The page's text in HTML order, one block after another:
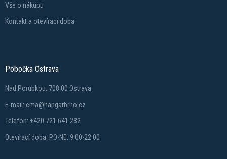
Vše o nákupu
Kontakt a otevírací doba
Pobočka Ostrava
Nad Porubkou, 708 00 Ostrava
E-mail: ema@hangarbrno.cz
Telefon: +420 721 641 232
Otevírací doba: PO-NE: 9:00-22:00